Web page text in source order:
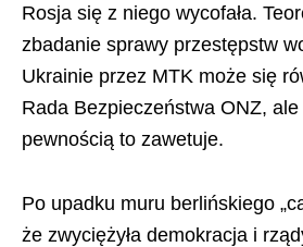
Rosja się z niego wycofała.
zbadanie sprawy przestępstw
Ukrainie przez MTK może się
Rada Bezpieczeństwa ONZ,
pewnością to zawetuje.
Po upadku muru berlińskiego
że zwyciężyła demokracja i